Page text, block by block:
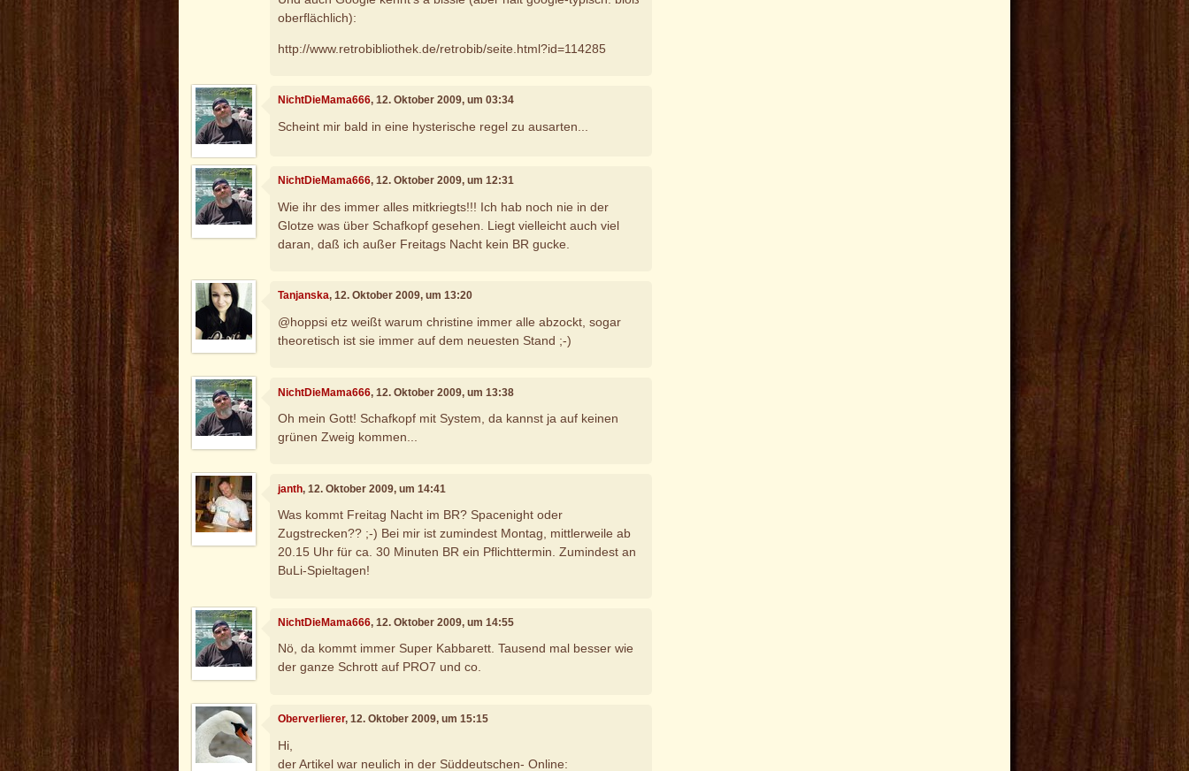
oberflächlich):
http://www.retrobibliothek.de/retrobib/seite.html?id=114285
NichtDieMama666, 12. Oktober 2009, um 03:34
Scheint mir bald in eine hysterische regel zu ausarten...
NichtDieMama666, 12. Oktober 2009, um 12:31
Wie ihr des immer alles mitkriegts!!! Ich hab noch nie in der
Glotze was über Schafkopf gesehen. Liegt vielleicht auch viel
daran, daß ich außer Freitags Nacht kein BR gucke.
Tanjanska, 12. Oktober 2009, um 13:20
@hoppsi etz weißt warum christine immer alle abzockt, sogar
theoretisch ist sie immer auf dem neuesten Stand ;-)
NichtDieMama666, 12. Oktober 2009, um 13:38
Oh mein Gott! Schafkopf mit System, da kannst ja auf keinen
grünen Zweig kommen...
janth, 12. Oktober 2009, um 14:41
Was kommt Freitag Nacht im BR? Spacenight oder
Zugstrecken?? ;-) Bei mir ist zumindest Montag, mittlerweile ab
20.15 Uhr für ca. 30 Minuten BR ein Pflichttermin. Zumindest an
BuLi-Spieltagen!
NichtDieMama666, 12. Oktober 2009, um 14:55
Nö, da kommt immer Super Kabbarett. Tausend mal besser wie
der ganze Schrott auf PRO7 und co.
Oberverlierer, 12. Oktober 2009, um 15:15
Hi,
der Artikel war neulich in der Süddeutschen- Online: